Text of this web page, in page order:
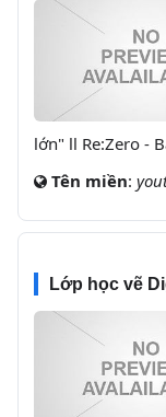
lớn" ll Re:Zero -
Tên miền:
Lớp học vẽ